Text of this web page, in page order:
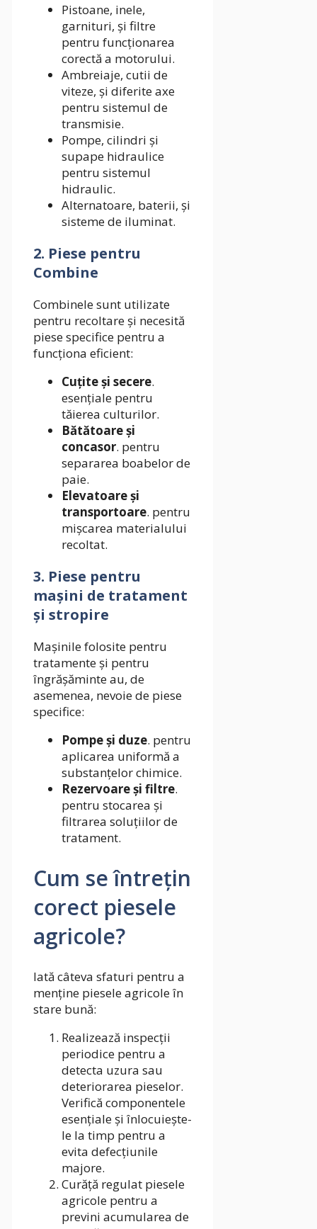
Pistoane, inele,
garnituri, și filtre
pentru funcționarea
corectă a motorului.
Ambreiaje, cutii de
viteze, și diferite axe
pentru sistemul de
transmisie.
Pompe, cilindri și
supape hidraulice
pentru sistemul
hidraulic.
Alternatoare, baterii, și
sisteme de iluminat.
2. Piese pentru
Combine
Combinele sunt utilizate
pentru recoltare și necesită
piese specifice pentru a
funcționa eficient:
Cuțite și secere.
esențiale pentru
tăierea culturilor.
Bătătoare și
concasor. pentru
separarea boabelor de
paie.
Elevatoare și
transportoare. pentru
mișcarea materialului
recoltat.
3. Piese pentru
mașini de tratament
și stropire
Mașinile folosite pentru
tratamente și pentru
îngrășăminte au, de
asemenea, nevoie de piese
specifice:
Pompe și duze. pentru
aplicarea uniformă a
substanțelor chimice.
Rezervoare și filtre.
pentru stocarea și
filtrarea soluțiilor de
tratament.
Cum se întrețin
corect piesele
agricole?
Iată câteva sfaturi pentru a
menține piesele agricole în
stare bună:
Realizează inspecții
periodice pentru a
detecta uzura sau
deteriorarea pieselor.
Verifică componentele
esențiale și înlocuiește-
le la timp pentru a
evita defecțiunile
majore.
Curăță regulat piesele
agricole pentru a
previni acumularea de